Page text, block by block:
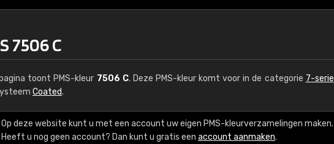
7506 C
toont PMS-kleur 7506 C. Deze PMS-kleur komt voor in de categorie 7-serie
Coated.
Op deze website kunt u met een account uw eigen PMS-kleurverzamelingen maken.
Heeft u nog geen account? Dan kunt u gratis een account aanmaken.